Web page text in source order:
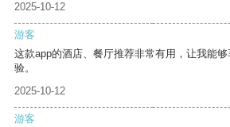
2025-10-12
游客
这款app的酒店、餐厅推荐非常有用，让我能
验。
2025-10-12
游客